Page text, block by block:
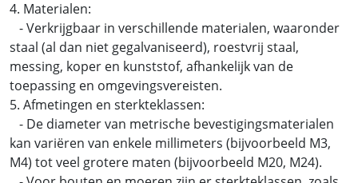
4. Materialen:
- Verkrijgbaar in verschillende materialen, waaronder
staal (al dan niet gegalvaniseerd), roestvrij staal,
messing, koper en kunststof, afhankelijk van de
toepassing en omgevingsvereisten.
5. Afmetingen en sterkteklassen:
- De diameter van metrische bevestigingsmaterialen
kan variëren van enkele millimeters (bijvoorbeeld M3,
M4) tot veel grotere maten (bijvoorbeeld M20, M24).